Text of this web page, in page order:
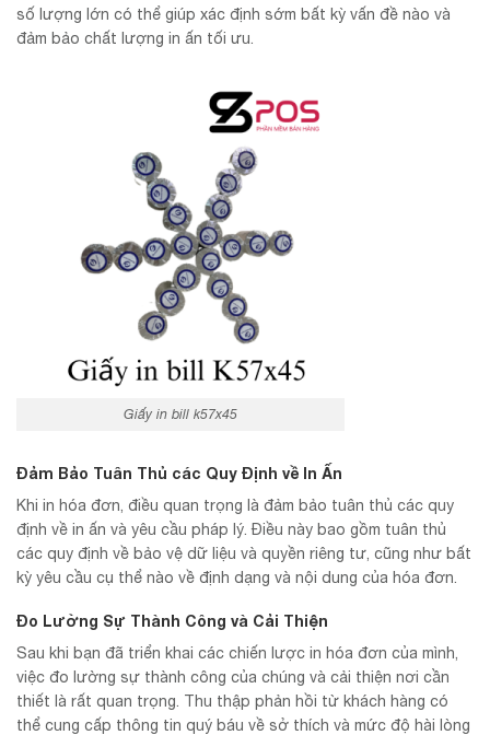
số lượng lớn có thể giúp xác định sớm bất kỳ vấn đề nào và
đảm bảo chất lượng in ấn tối ưu.
Giấy in bill k57x45
Đảm Bảo Tuân Thủ các Quy Định về In Ấn
Khi in hóa đơn, điều quan trọng là đảm bảo tuân thủ các quy
định về in ấn và yêu cầu pháp lý. Điều này bao gồm tuân thủ
các quy định về bảo vệ dữ liệu và quyền riêng tư, cũng như bất
kỳ yêu cầu cụ thể nào về định dạng và nội dung của hóa đơn.
Đo Lường Sự Thành Công và Cải Thiện
Sau khi bạn đã triển khai các chiến lược in hóa đơn của mình,
việc đo lường sự thành công của chúng và cải thiện nơi cần
thiết là rất quan trọng. Thu thập phản hồi từ khách hàng có
thể cung cấp thông tin quý báu về sở thích và mức độ hài lòng